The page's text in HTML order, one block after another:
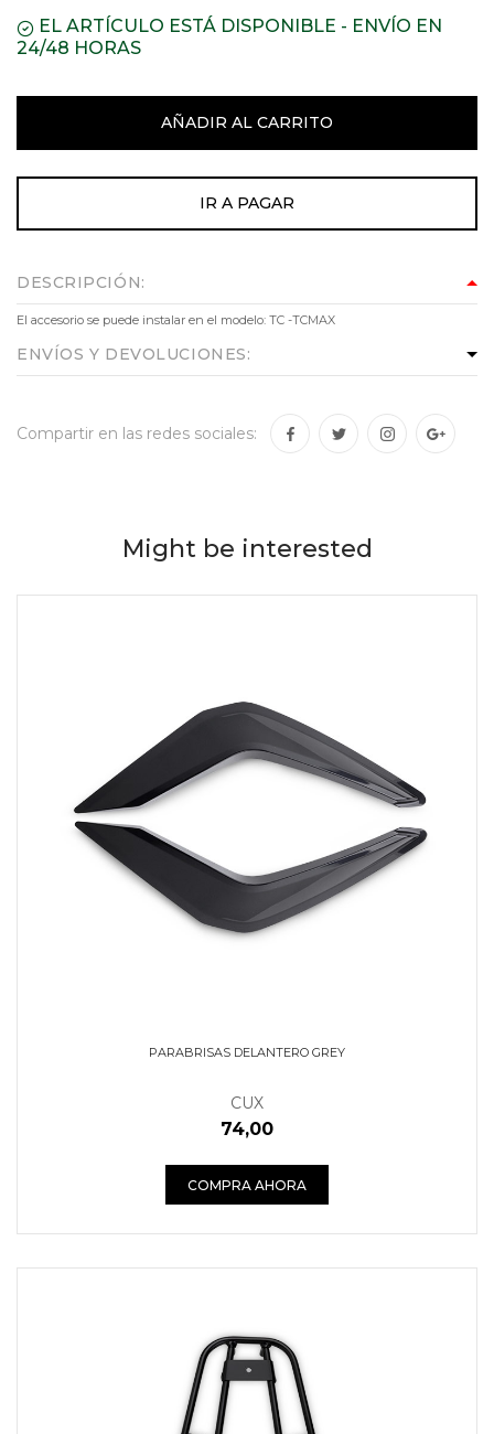
EL ARTÍCULO ESTÁ DISPONIBLE - ENVÍO EN
24/48 HORAS
AÑADIR AL CARRITO
IR A PAGAR
DESCRIPCIÓN:
El accesorio se puede instalar en el modelo: TC -TCMAX
ENVÍOS Y DEVOLUCIONES:
Compartir en las redes sociales:
Might be interested
PARABRISAS DELANTERO GREY
CUX
74,00
COMPRA AHORA